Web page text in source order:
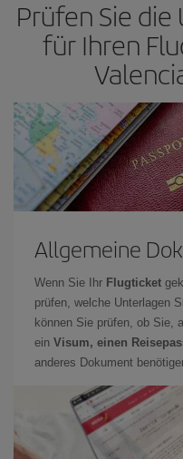
früherSie Ihre Flüge
nach Flügen die
können Sie unterden
Prüfen Sie die
für Ihren
Allgemeine
Wenn Sie Ihr Flugticket
prüfen, welche Unterlagen
können Sie prüfen, ob Sie,
ein Visum, einen
anderes Dokument